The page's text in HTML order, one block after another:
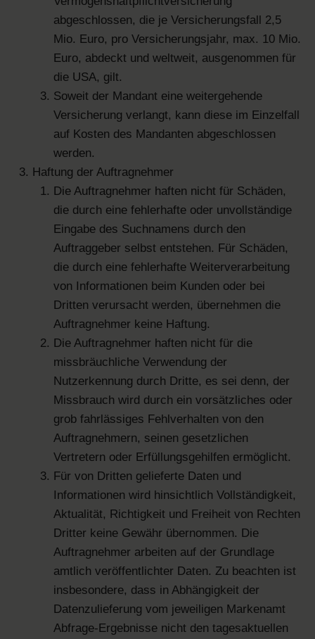
abgeschlossen, die je Versicherungsfall 2,5
Mio. Euro, pro Versicherungsjahr, max. 10 Mio.
Euro, abdeckt und weltweit, ausgenommen für
die USA, gilt.
Soweit der Mandant eine weitergehende
Versicherung verlangt, kann diese im Einzelfall
auf Kosten des Mandanten abgeschlossen
werden.
Haftung der Auftragnehmer
Die Auftragnehmer haften nicht für Schäden,
die durch eine fehlerhafte oder unvollständige
Eingabe des Suchnamens durch den
Auftraggeber selbst entstehen. Für Schäden,
die durch eine fehlerhafte Weiterverarbeitung
von Informationen beim Kunden oder bei
Dritten verursacht werden, übernehmen die
Auftragnehmer keine Haftung.
Die Auftragnehmer haften nicht für die
missbräuchliche Verwendung der
Nutzerkennung durch Dritte, es sei denn, der
Missbrauch wird durch ein vorsätzliches oder
grob fahrlässiges Fehlverhalten von den
Auftragnehmern, seinen gesetzlichen
Vertretern oder Erfüllungsgehilfen ermöglicht.
Für von Dritten gelieferte Daten und
Informationen wird hinsichtlich Vollständigkeit,
Aktualität, Richtigkeit und Freiheit von Rechten
Dritter keine Gewähr übernommen. Die
Auftragnehmer arbeiten auf der Grundlage
amtlich veröffentlichter Daten. Zu beachten ist
insbesondere, dass in Abhängigkeit der
Datenzulieferung vom jeweiligen Markenamt
Abfrage-Ergebnisse nicht den tagesaktuellen